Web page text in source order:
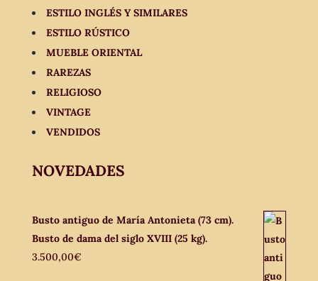
ESTILO INGLÉS Y SIMILARES
ESTILO RÚSTICO
MUEBLE ORIENTAL
RAREZAS
RELIGIOSO
VINTAGE
VENDIDOS
NOVEDADES
Busto antiguo de María Antonieta (73 cm).
Busto de dama del siglo XVIII (25 kg).
3.500,00€